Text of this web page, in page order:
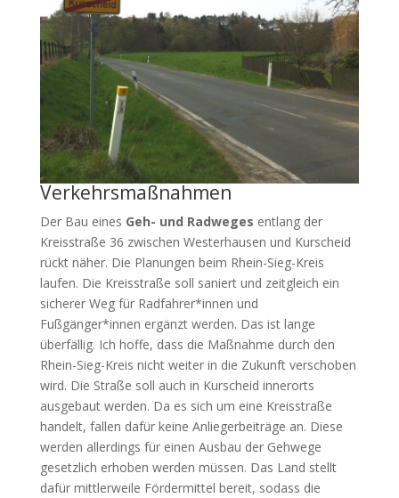
Verkehrsmaßnahmen
Der Bau eines Geh- und Radweges entlang der
Kreisstraße 36 zwischen Westerhausen und Kurscheid
rückt näher. Die Planungen beim Rhein-Sieg-Kreis
laufen. Die Kreisstraße soll saniert und zeitgleich ein
sicherer Weg für Radfahrer*innen und
Fußgänger*innen ergänzt werden. Das ist lange
überfällig. Ich hoffe, dass die Maßnahme durch den
Rhein-Sieg-Kreis nicht weiter in die Zukunft verschoben
wird. Die Straße soll auch in Kurscheid innerorts
ausgebaut werden. Da es sich um eine Kreisstraße
handelt, fallen dafür keine Anliegerbeiträge an. Diese
werden allerdings für einen Ausbau der Gehwege
gesetzlich erhoben werden müssen. Das Land stellt
dafür mittlerweile Fördermittel bereit, sodass die